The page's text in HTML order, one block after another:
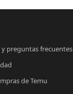
preguntas frecuentes
de Temu